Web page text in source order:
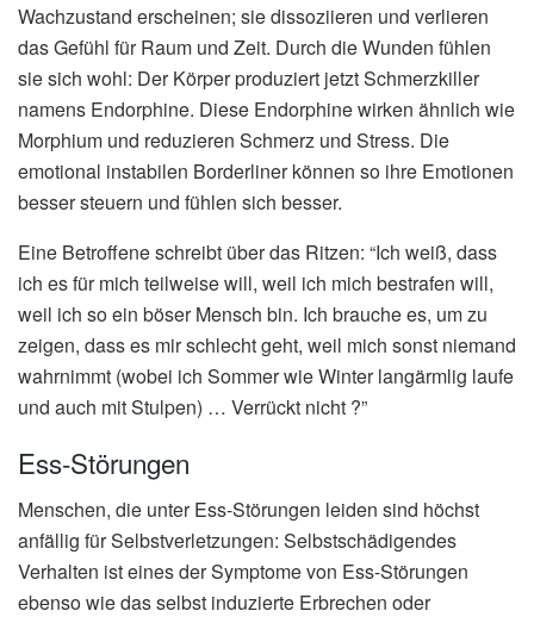
Wachzustand erscheinen; sie dissoziieren und verlieren
das Gefühl für Raum und Zeit. Durch die Wunden fühlen
sie sich wohl: Der Körper produziert jetzt Schmerzkiller
namens Endorphine. Diese Endorphine wirken ähnlich wie
Morphium und reduzieren Schmerz und Stress. Die
emotional instabilen Borderliner können so ihre Emotionen
besser steuern und fühlen sich besser.
Eine Betroffene schreibt über das Ritzen: “Ich weiß, dass
ich es für mich teilweise will, weil ich mich bestrafen will,
weil ich so ein böser Mensch bin. Ich brauche es, um zu
zeigen, dass es mir schlecht geht, weil mich sonst niemand
wahrnimmt (wobei ich Sommer wie Winter langärmlig laufe
und auch mit Stulpen) … Verrückt nicht ?”
Ess-Störungen
Menschen, die unter Ess-Störungen leiden sind höchst
anfällig für Selbstverletzungen: Selbstschädigendes
Verhalten ist eines der Symptome von Ess-Störungen
ebenso wie das selbst induzierte Erbrechen oder